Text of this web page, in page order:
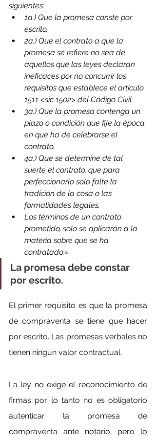
siguientes:
1a.) Que la promesa conste por
escrito.
2a.) Que el contrato a que la
promesa se refiere no sea de
aquellos que las leyes declaran
ineficaces por no concurrir los
requisitos que establece el artículo
1511 <sic 1502> del Código Civil.
3a.) Que la promesa contenga un
plazo o condición que fije la época
en que ha de celebrarse el
contrato.
4a.) Que se determine de tal
suerte el contrato, que para
perfeccionarlo solo falte la
tradición de la cosa o las
formalidades legales.
Los términos de un contrato
prometido, solo se aplicarán a la
materia sobre que se ha
contratado.»
La promesa debe constar
por escrito.
El primer requisito es que la promesa
de compraventa se tiene que hacer
por escrito. Las promesas verbales no
tienen ningún valor contractual.
La ley no exige el reconocimiento de
firmas por lo tanto no es obligatorio
autenticar la promesa de
compraventa ante notario, pero lo